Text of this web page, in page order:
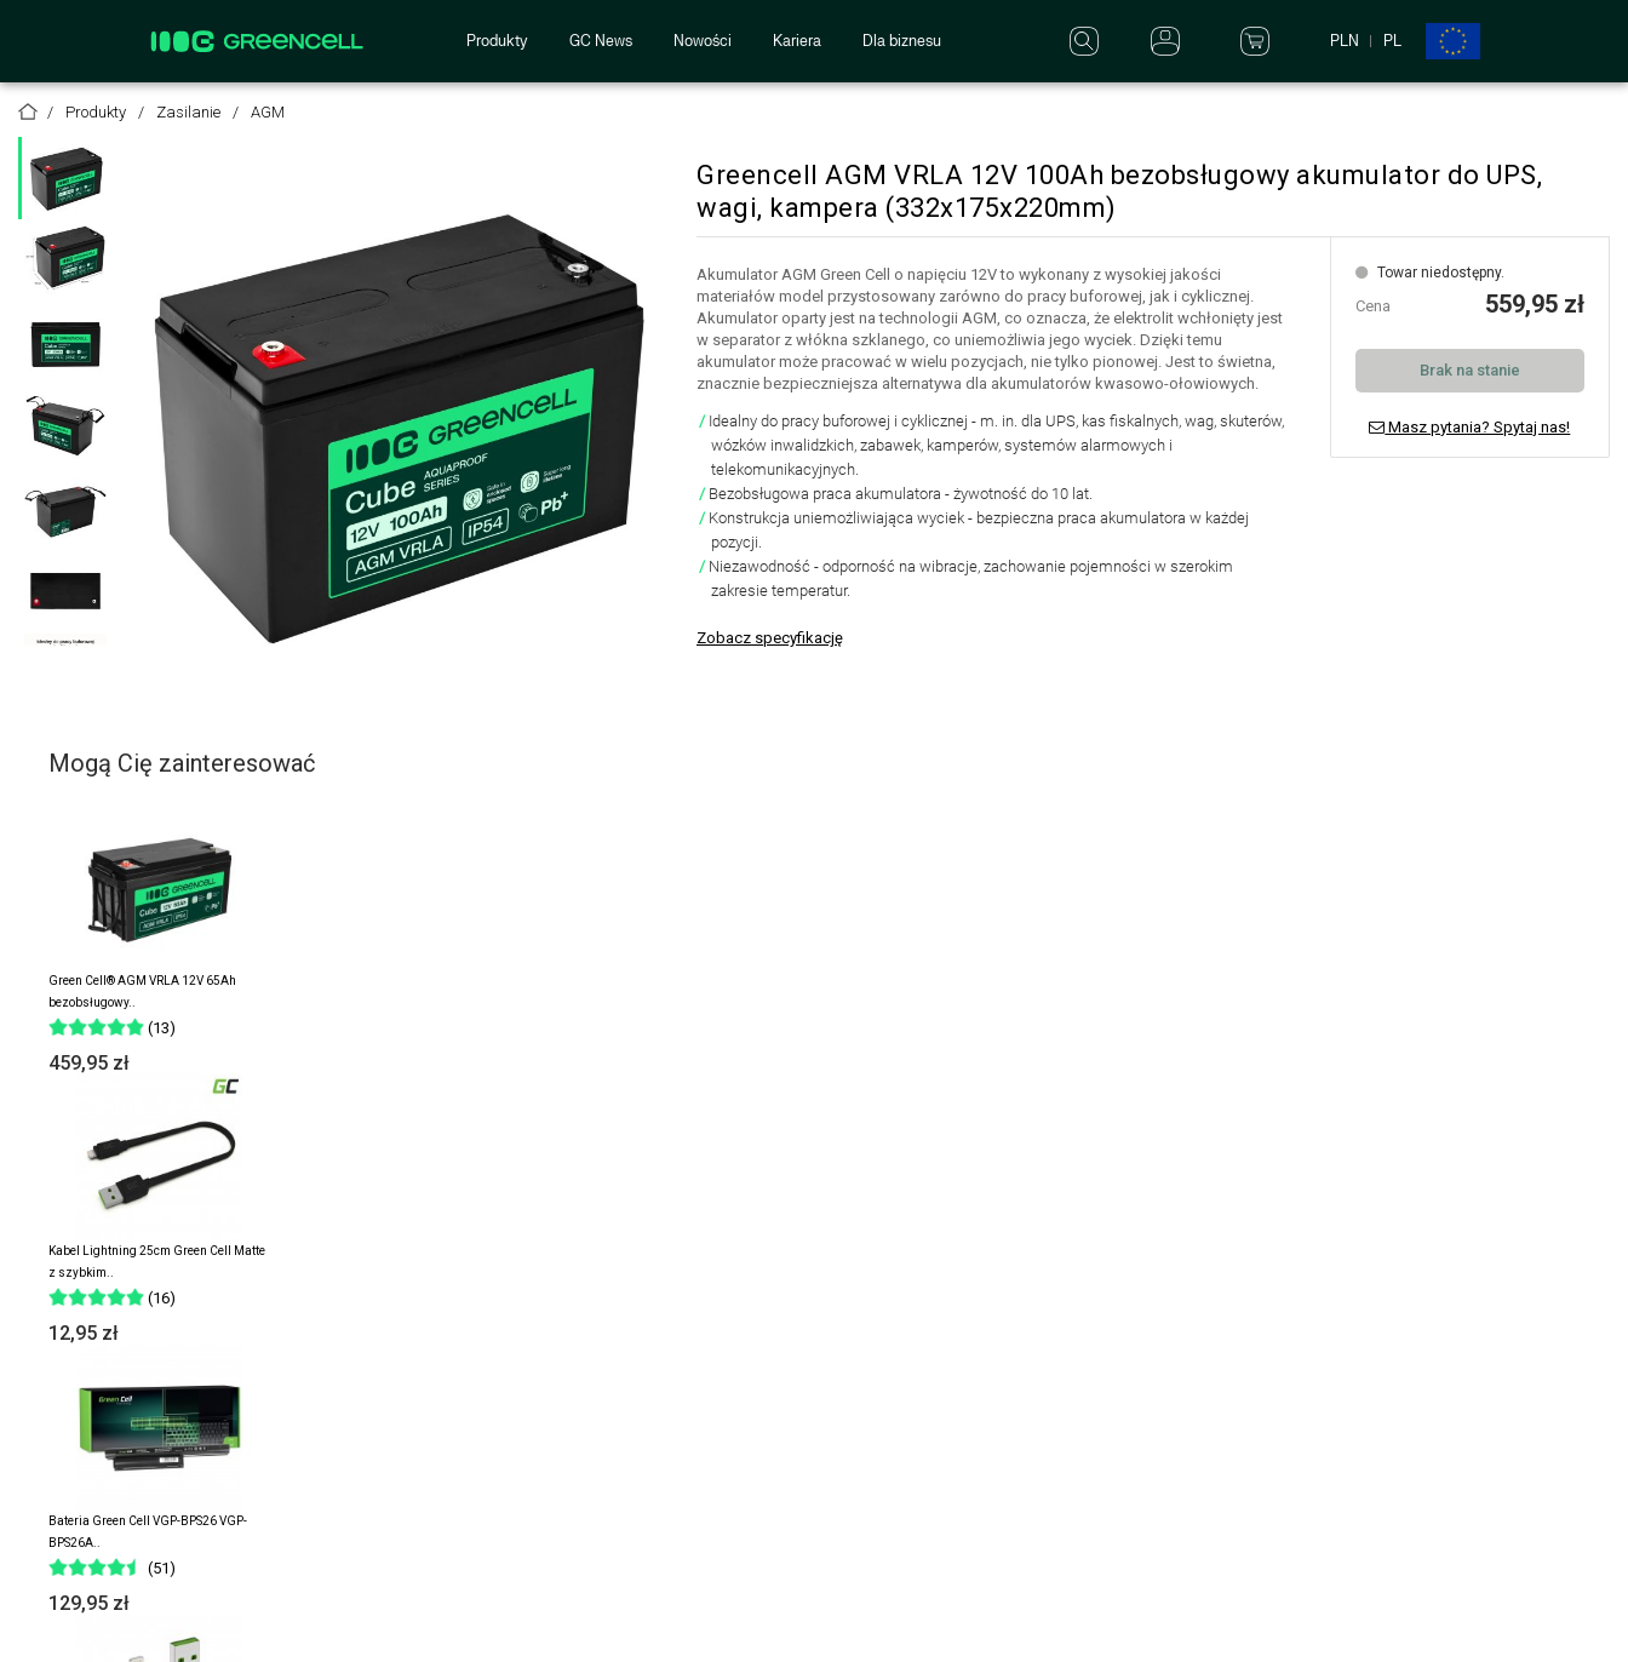
Produkty GC News Nowości Kariera Dla biznesu PLN PL
Produkty Zasilanie AGM
Greencell AGM VRLA 12V 100Ah bezobsługowy akumulator do UPS,
wagi, kampera (332x175x220mm)
Akumulator AGM Green Cell o napięciu 12V to wykonany z wysokiej jakości
materiałów model przystosowany zarówno do pracy buforowej, jak i cyklicznej.
Akumulator oparty jest na technologii AGM, co oznacza, że elektrolit wchłonięty jest
w separator z włókna szklanego, co uniemożliwia jego wyciek. Dzięki temu
akumulator może pracować w wielu pozycjach, nie tylko pionowej. Jest to świetna,
znacznie bezpieczniejsza alternatywa dla akumulatorów kwasowo-ołowiowych.
Idealny do pracy buforowej i cyklicznej - m. in. dla UPS, kas fiskalnych, wag, skuterów,
wózków inwalidzkich, zabawek, kamperów, systemów alarmowych i
telekomunikacyjnych.
Bezobsługowa praca akumulatora - żywotność do 10 lat.
Konstrukcja uniemożliwiająca wyciek - bezpieczna praca akumulatora w każdej
pozycji.
Niezawodność - odporność na wibracje, zachowanie pojemności w szerokim
zakresie temperatur.
Zobacz specyfikację
Towar niedostępny.
Cena 559,95 zł
Brak na stanie
Masz pytania? Spytaj nas!
Mogą Cię zainteresować
Green Cell® AGM VRLA 12V 65Ah
bezobsługowy..
(13)
459,95 zł
Kabel Lightning 25cm Green Cell Matte
z szybkim..
(16)
12,95 zł
Bateria Green Cell VGP-BPS26 VGP-
BPS26A..
(51)
129,95 zł